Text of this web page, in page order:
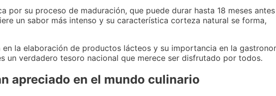
por su proceso de maduración, que puede durar hasta 18 meses
un sabor más intenso y su característica corteza natural se forma,
la elaboración de productos lácteos y su importancia en la
un verdadero tesoro nacional que merece ser disfrutado por todos.
apreciado en el mundo culinario